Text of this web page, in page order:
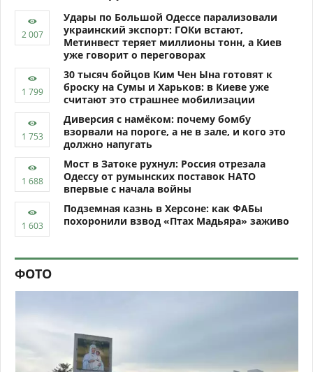
Удары по Большой Одессе парализовали
украинский экспорт: ГОКи встают,
Метинвест теряет миллионы тонн, а Киев
уже говорит о переговорах
30 тысяч бойцов Ким Чен Ына готовят к
броску на Сумы и Харьков: в Киеве уже
считают это страшнее мобилизации
Диверсия с намёком: почему бомбу
взорвали на пороге, а не в зале, и кого это
должно напугать
Мост в Затоке рухнул: Россия отрезала
Одессу от румынских поставок НАТО
впервые с начала войны
Подземная казнь в Херсоне: как ФАБы
похоронили взвод «Птах Мадьяра» заживо
ФОТО